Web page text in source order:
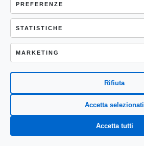
PREFERENZE
STATISTICHE
MARKETING
Rifiuta
Accetta selezionati
Accetta tutti
SEGUICI SU